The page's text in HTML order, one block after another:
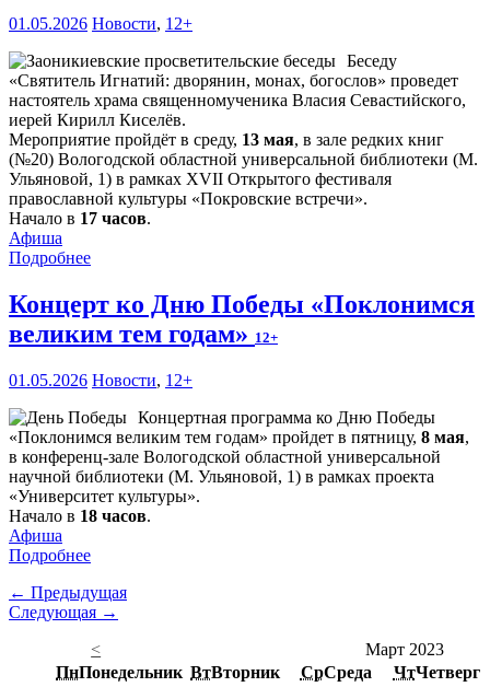
01.05.2026 Новости, 12+
Беседу
«Святитель Игнатий: дворянин, монах, богослов» проведет
настоятель храма священномученика Власия Севастийского,
иерей Кирилл Киселёв.
Мероприятие пройдёт в среду, 13 мая, в зале редких книг
(№20) Вологодской областной универсальной библиотеки (М.
Ульяновой, 1) в рамках XVII Открытого фестиваля
православной культуры «Покровские встречи».
Начало в 17 часов.
Афиша
Подробнее
Концерт ко Дню Победы «Поклонимся
великим тем годам» 12+
01.05.2026 Новости, 12+
Концертная программа ко Дню Победы
«Поклонимся великим тем годам» пройдет в пятницу, 8 мая,
в конференц-зале Вологодской областной универсальной
научной библиотеки (М. Ульяновой, 1) в рамках проекта
«Университет культуры».
Начало в 18 часов.
Афиша
Подробнее
← Предыдущая
Следующая →
<
Март 2023
ПнПонедельник ВтВторник СрСреда ЧтЧетверг